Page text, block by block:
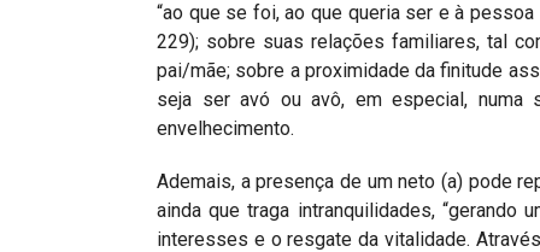
“ao que se foi, ao que queria ser e à pessoa
229); sobre suas relações familiares, tal
pai/mãe; sobre a proximidade da finitude
seja ser avó ou avô, em especial, numa
envelhecimento.
Ademais, a presença de um neto (a) pode
ainda que traga intranquilidades, “gerando
interesses e o resgate da vitalidade.